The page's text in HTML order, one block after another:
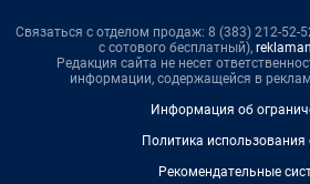
Связаться с отделом продаж: 8 (383) 212-52-
с сотового бесплатный),
Редакция сайта не несет
информации, содержащейся в
Информация об
Политика использования
Рекомендательные